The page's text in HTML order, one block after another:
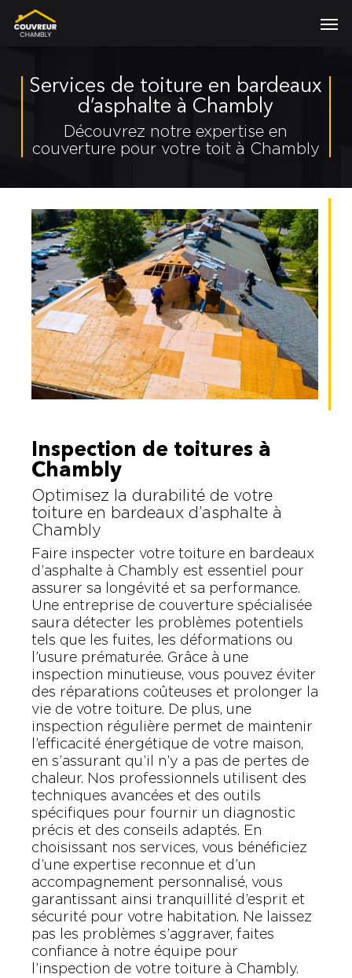
main
Services de toiture en bardeaux
d’asphalte à Chambly
Découvrez notre expertise en
couverture pour votre toit à Chambly
Inspection de toitures à
Chambly
Optimisez la durabilité de votre
toiture en bardeaux d’asphalte à
Chambly
Faire inspecter votre toiture en bardeaux
d’asphalte à Chambly est essentiel pour
assurer sa longévité et sa performance.
Une entreprise de couverture spécialisée
saura détecter les problèmes potentiels
tels que les fuites, les déformations ou
l’usure prématurée. Grâce à une
inspection minutieuse, vous pouvez éviter
des réparations coûteuses et prolonger la
vie de votre toiture. De plus, une
inspection régulière permet de maintenir
l’efficacité énergétique de votre maison,
en s’assurant qu’il n’y a pas de pertes de
chaleur. Nos professionnels utilisent des
techniques avancées et des outils
spécifiques pour fournir un diagnostic
précis et des conseils adaptés. En
choisissant nos services, vous bénéficiez
d’une expertise reconnue et d’un
accompagnement personnalisé, vous
garantissant ainsi tranquillité d’esprit et
sécurité pour votre habitation. Ne laissez
pas les problèmes s’aggraver, faites
confiance à notre équipe pour
l’inspection de votre toiture à Chambly.